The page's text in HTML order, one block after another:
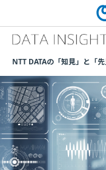
NTT DATAの「知見」と「